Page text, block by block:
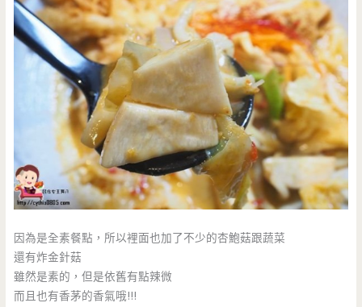
因為是全素餐點，所以裡面也加了不少的杏鮑菇跟蔬菜
還有炸金針菇
雖然是素的，但是依舊有點辣微
而且也有香茅的香氣哦!!!